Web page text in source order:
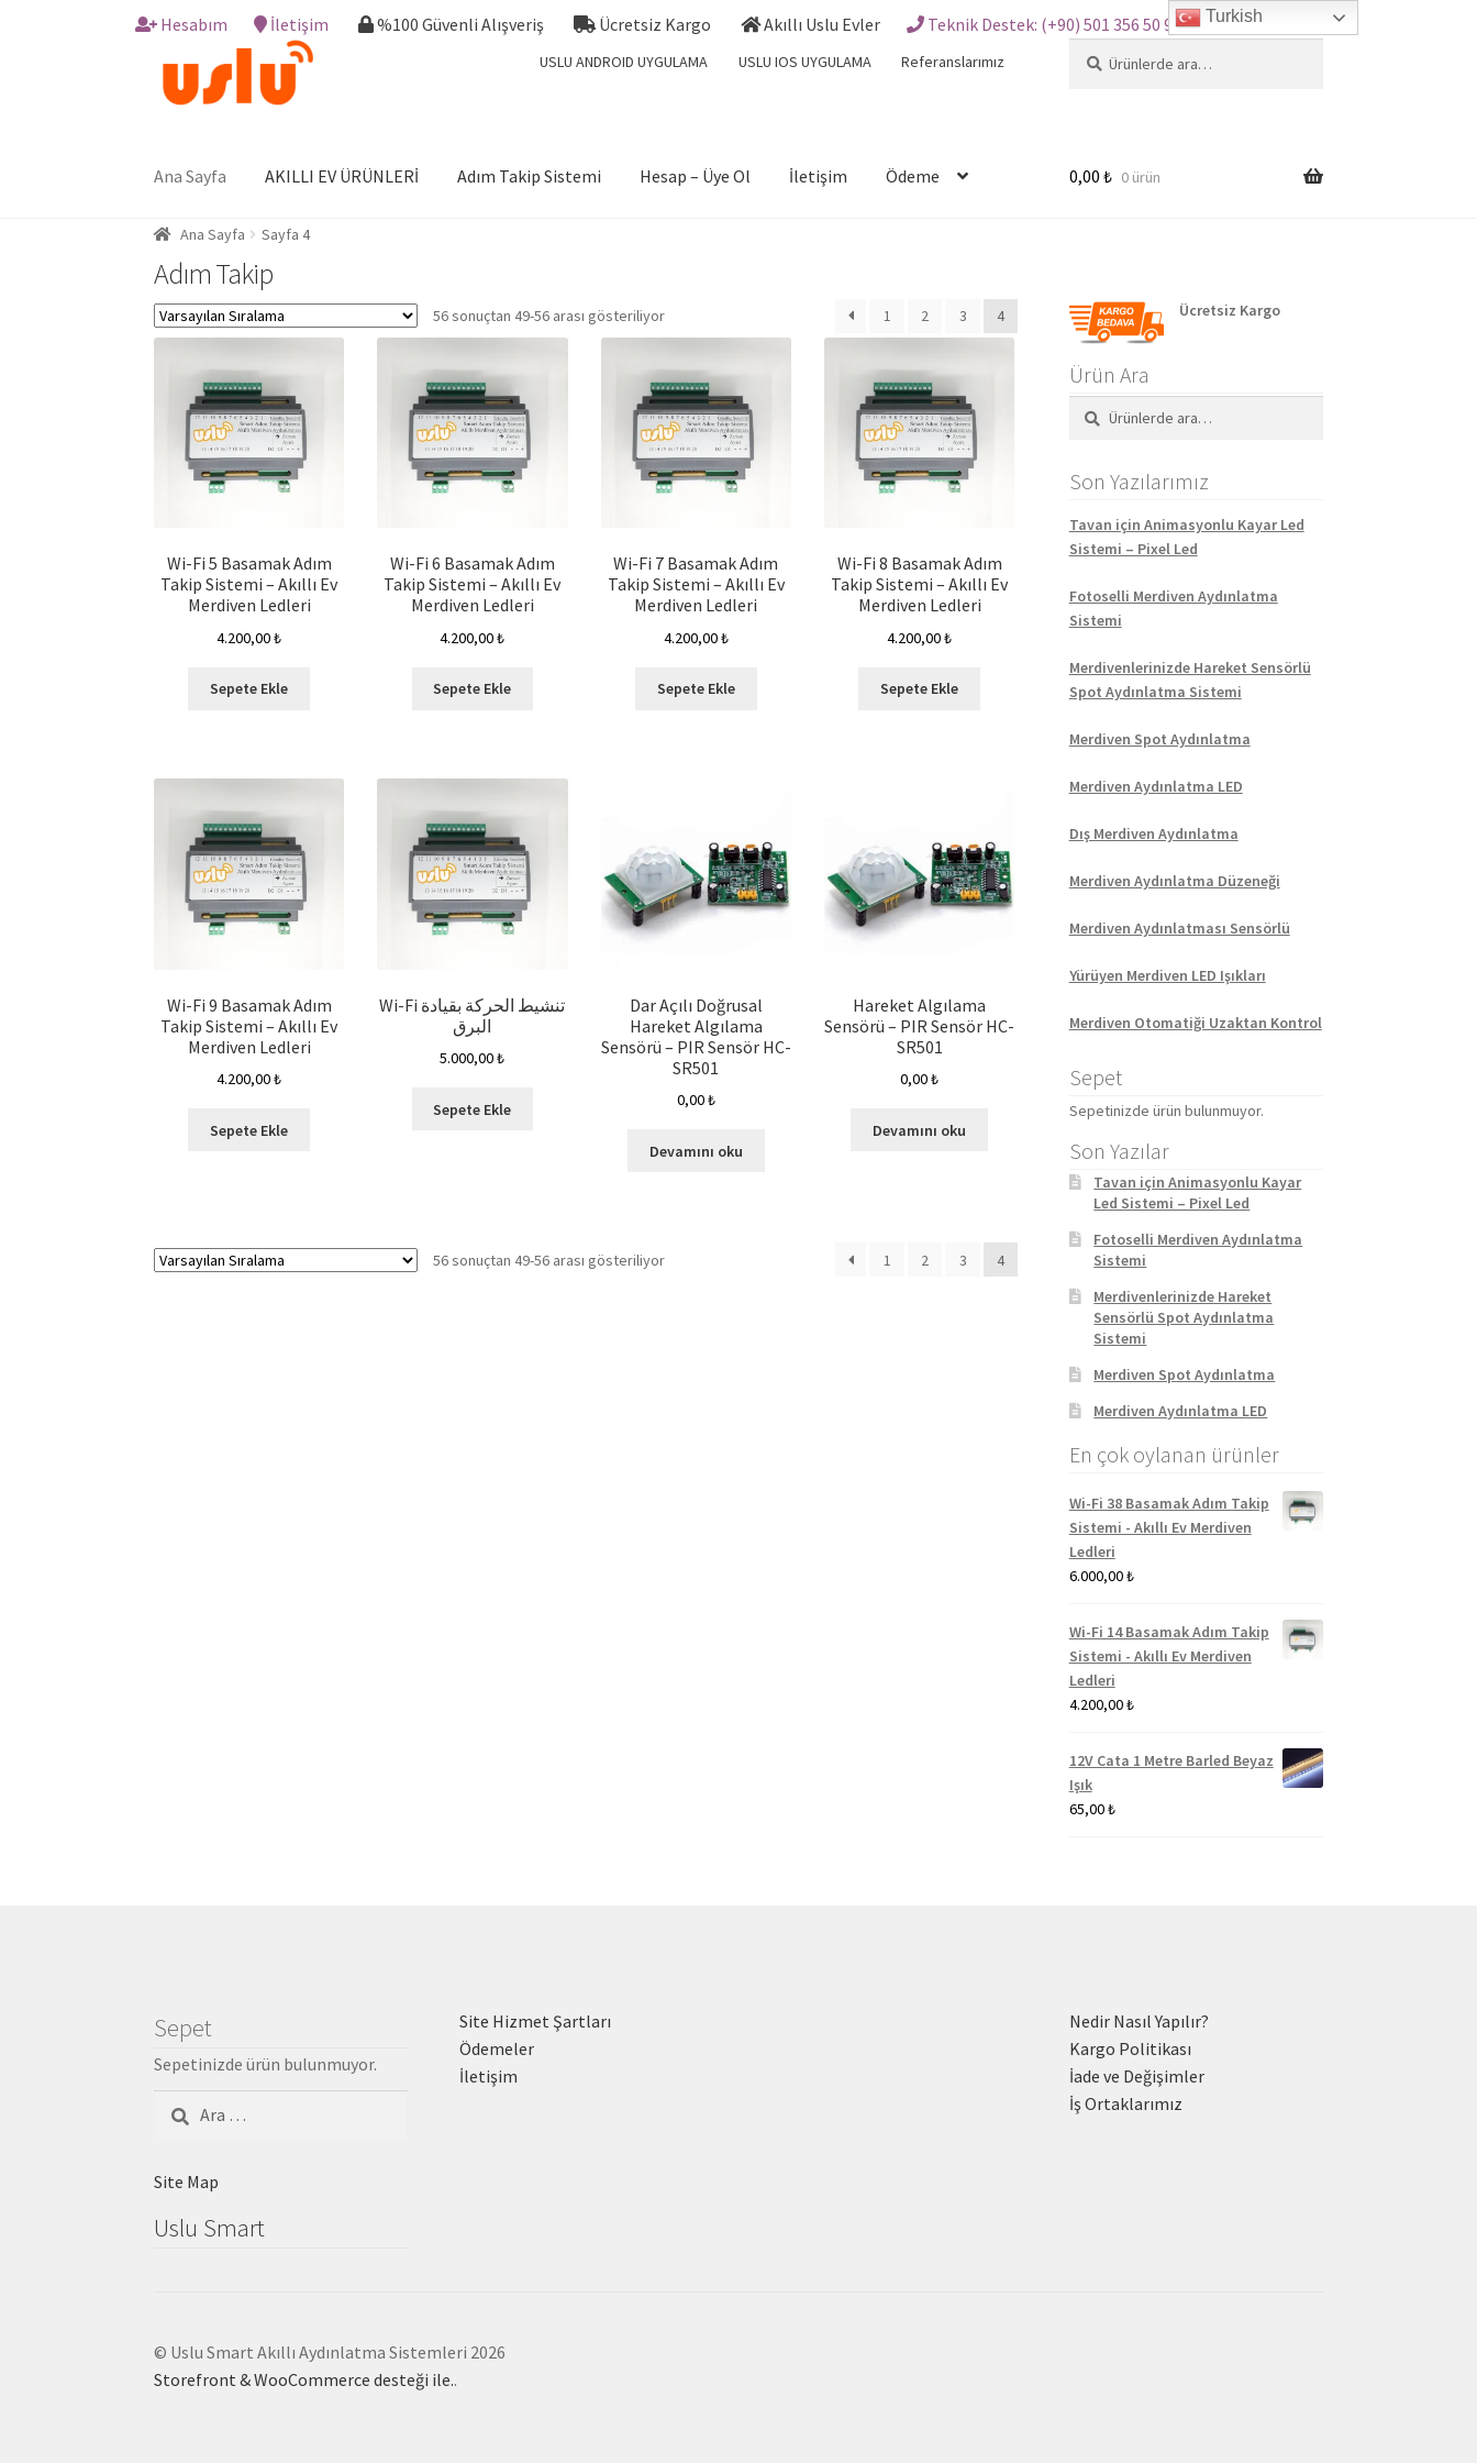
Hesabım İletişim %100 Güvenli Alışveriş Ücretsiz Kargo Akıllı Uslu Evler
Teknik Destek: (+90) 501 356 50 97
navigation
content
USLU ANDROID UYGULAMA USLU IOS UYGULAMA Referanslarımız
Ana Sayfa AKILLI EV ÜRÜNLERİ Adım Takip Sistemi Hesap – Üye Ol İletişim Ödeme 0,00 ₺ 0 ürün
Ana Sayfa Sayfa 4
Adım Takip
56 sonuçtan 49-56 arası gösteriliyor 1 2 3 4
Wi-Fi 5 Basamak Adım
Takip Sistemi – Akıllı Ev
Merdiven Ledleri
4.200,00₺
Sepete Ekle
Wi-Fi 6 Basamak Adım
Takip Sistemi – Akıllı Ev
Merdiven Ledleri
4.200,00₺
Sepete Ekle
Wi-Fi 7 Basamak Adım
Takip Sistemi – Akıllı Ev
Merdiven Ledleri
4.200,00₺
Sepete Ekle
Wi-Fi 8 Basamak Adım
Takip Sistemi – Akıllı Ev
Merdiven Ledleri
4.200,00₺
Sepete Ekle
Wi-Fi 9 Basamak Adım
Takip Sistemi – Akıllı Ev
Merdiven Ledleri
4.200,00₺
Sepete Ekle
Wi-Fi تنشيط الحركة بقيادة
البرق
5.000,00₺
Sepete Ekle
Dar Açılı Doğrusal
Hareket Algılama
Sensörü – PIR Sensör HC-
SR501
0,00₺
Devamını oku
Hareket Algılama
Sensörü – PIR Sensör HC-
SR501
0,00₺
Devamını oku
56 sonuçtan 49-56 arası gösteriliyor 1 2 3 4
Ücretsiz Kargo
Ürün Ara
Ara:
Ara
Son Yazılarımız
Tavan için Animasyonlu Kayar Led
Sistemi – Pixel Led
Fotoselli Merdiven Aydınlatma
Sistemi
Merdivenlerinizde Hareket Sensörlü
Spot Aydınlatma Sistemi
Merdiven Spot Aydınlatma
Merdiven Aydınlatma LED
Dış Merdiven Aydınlatma
Merdiven Aydınlatma Düzeneği
Merdiven Aydınlatması Sensörlü
Yürüyen Merdiven LED Işıkları
Merdiven Otomatiği Uzaktan Kontrol
Sepet
Sepetinizde ürün bulunmuyor.
Son Yazılar
Tavan için Animasyonlu Kayar
Led Sistemi – Pixel Led
Fotoselli Merdiven Aydınlatma
Sistemi
Merdivenlerinizde Hareket
Sensörlü Spot Aydınlatma
Sistemi
Merdiven Spot Aydınlatma
Merdiven Aydınlatma LED
En çok oylanan ürünler
Wi-Fi 38 Basamak Adım Takip
Sistemi - Akıllı Ev Merdiven
Ledleri
6.000,00₺
Wi-Fi 14 Basamak Adım Takip
Sistemi - Akıllı Ev Merdiven
Ledleri
4.200,00₺
12V Cata 1 Metre Barled Beyaz
Işık
65,00₺
Sepet
Sepetinizde ürün bulunmuyor.
Arama:
Site Map
Uslu Smart
Site Hizmet Şartları
Ödemeler
İletişim
Nedir Nasıl Yapılır?
Kargo Politikası
İade ve Değişimler
İş Ortaklarımız
© Uslu Smart Akıllı Aydınlatma Sistemleri 2026
Storefront & WooCommerce desteği ile..
Turkish